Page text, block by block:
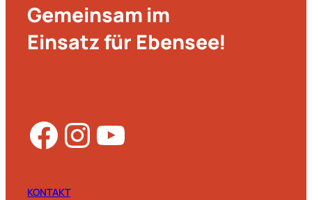
Gemeinsam im
Einsatz für Ebensee!
Facebook InstagramYouTube
KONTAKT